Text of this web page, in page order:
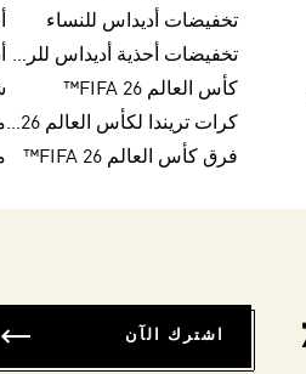
تخفيضات أديداس للنساء
تخفيضات أحذية أديداس للرجال
كأس العالم FIFA 26™
كرات تريندا لكأس العالم FIFA 26™
فرق كأس العالم FIFA 26™
اشترك الآن